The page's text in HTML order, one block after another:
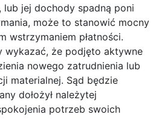
jej dochody spadną poni
może to stanowić mocny
wstrzymaniem płatności.
wykazać, że podjęto aktywne
nowego zatrudnienia lub
materialnej. Sąd będzie
dołożył należytej
potrzeb swoich